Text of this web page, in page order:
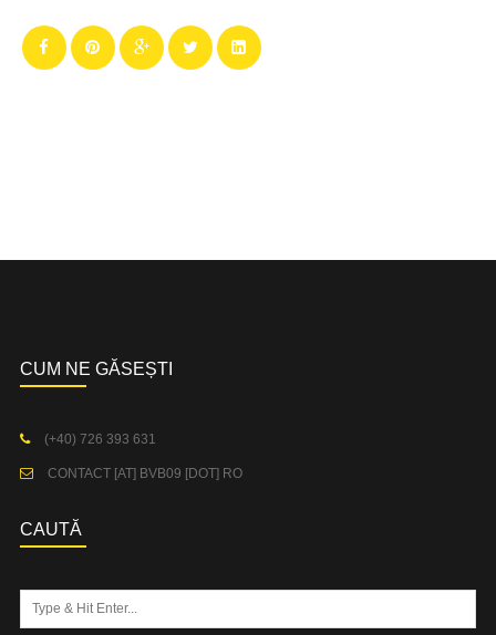
CUM NE GĂSEȘTI
(+40) 726 393 631
CONTACT [AT] BVB09 [DOT] RO
CAUTĂ